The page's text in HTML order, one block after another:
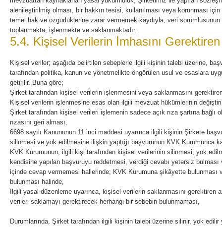
alenileştirilmiş olması, bir hakkın tesisi, kullanılması veya korunması
temel hak ve özgürlüklerine zarar vermemek kaydıyla, veri
toplanmakta, işlenmekte ve saklanmaktadır.
5.4. Kişisel Verilerin İmhasını
Kişisel veriler; aşağıda belirtilen sebeplerle ilgili kişinin talebi üzerine,
tarafından politika, kanun ve yönetmelikte öngörülen usul ve esaslara
getirilir. Buna göre;
Şirket tarafından kişisel verilerin işlenmesini veya saklanmasını
Kişisel verilerin işlenmesine esas olan ilgili mevzuat hükümlerinin
Şirket tarafından kişisel verileri işlemenin sadece açık rıza şartına bağlı
rızasını geri alması,
6698 sayılı Kanununun 11 inci maddesi uyarınca ilgili kişinin Şirkete
silinmesi ve yok edilmesine ilişkin yaptığı başvurunun KVK Kurumunca
KVK Kurumunun, ilgili kişi tarafından kişisel verilerinin silinmesi, yok
kendisine yapılan başvuruyu reddetmesi, verdiği cevabı yetersiz
içinde cevap vermemesi hallerinde; KVK Kurumuna şikâyette bulunması
bulunması halinde,
İlgili yasal düzenleme uyarınca, kişisel verilerin saklanmasını
verileri saklamayı gerektirecek herhangi bir sebebin bulunmaması,
Durumlarında, Şirket tarafından ilgili kişinin talebi üzerine silinir, yok